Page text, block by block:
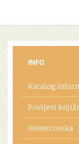
INFO
Katalog
Povijest
Hemeroteka